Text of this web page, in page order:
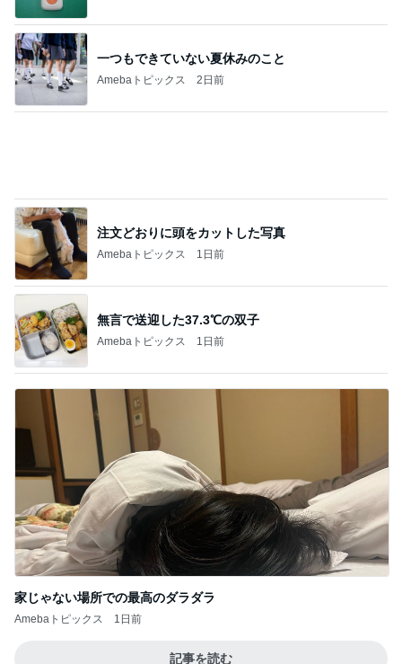
一つもできていない夏休みのこと
Amebaトピックス 2日前
無言で送迎した37.3℃の双子
Amebaトピックス 1日前
家じゃない場所での最高のダラダラ
Amebaトピックス 1日前
記事を読む
Amebaトピックス 10時間前